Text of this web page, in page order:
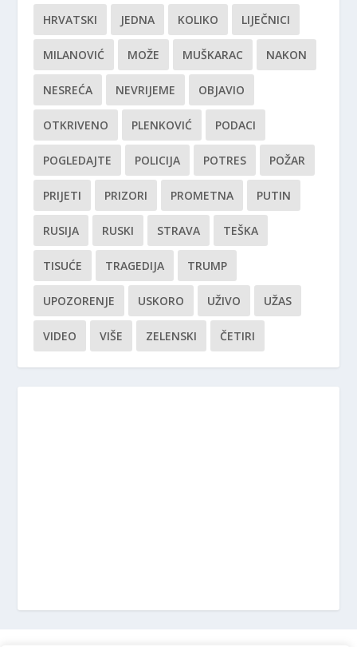
HRVATSKI JEDNA KOLIKO LIJEČNICI
MILANOVIĆ MOŽE MUŠKARAC NAKON
NESREĆA NEVRIJEME OBJAVIO
OTKRIVENO PLENKOVIĆ PODACI
POGLEDAJTE POLICIJA POTRES POŽAR
PRIJETI PRIZORI PROMETNA PUTIN
RUSIJA RUSKI STRAVA TEŠKA
TISUĆE TRAGEDIJA TRUMP
UPOZORENJE USKORO UŽIVO UŽAS
VIDEO VIŠE ZELENSKI ČETIRI